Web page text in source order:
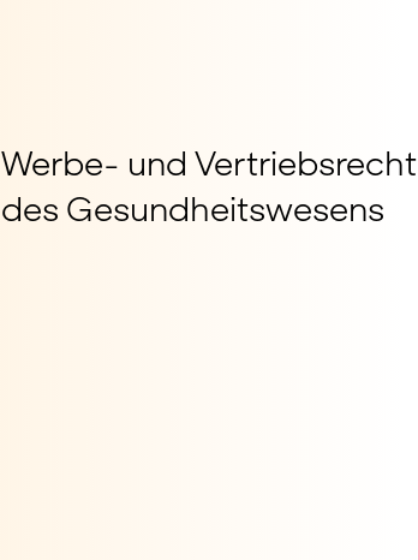
Werbe- und Vertriebsrecht
des Gesundheitswesens